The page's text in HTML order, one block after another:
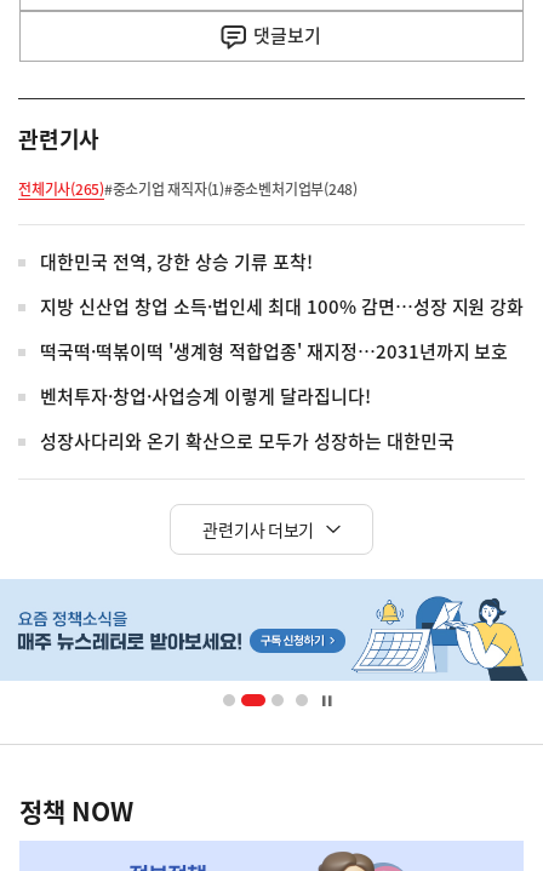
댓글보기
관련기사
전체기사(265)#중소기업 재직자(1)#중소벤처기업부(248)
대한민국 전역, 강한 상승 기류 포착!
지방 신산업 창업 소득·법인세 최대 100% 감면…성장 지원 강화
떡국떡·떡볶이떡 '생계형 적합업종' 재지정…2031년까지 보호
벤처투자·창업·사업승계 이렇게 달라집니다!
성장사다리와 온기 확산으로 모두가 성장하는 대한민국
관련기사 더보기
단
배
영
책
NOW,
정책 NOW